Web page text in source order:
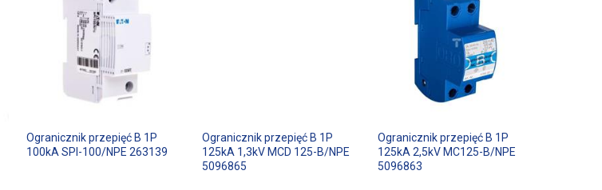
Ogranicznik przepięć B 1P
100kA SPI-100/NPE 263139
Ogranicznik przepięć B 1P
125kA 1,3kV MCD 125-B/NPE
5096865
Ogranicznik przepięć B 1P
125kA 2,5kV MC125-B/NPE
5096863